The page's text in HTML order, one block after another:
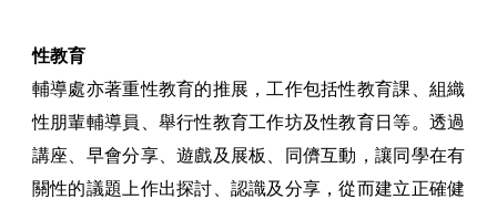
性教育
輔導處亦著重性教育的推展，工作包括性教育課、組織
性朋輩輔導員、舉行性教育工作坊及性教育日等。透過
講座、早會分享、遊戲及展板、同儕互動，讓同學在有
關性的議題上作出探討、認識及分享，從而建立正確健